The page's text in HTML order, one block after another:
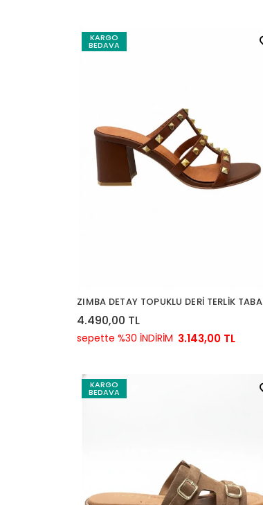
KARGO
BEDAVA
ZIMBA DETAY TOPUKLU DERİ TERLİK TABA
4.490,00 TL
sepette %30 İNDİRİM 3.143,00 TL
KARGO
BEDAVA